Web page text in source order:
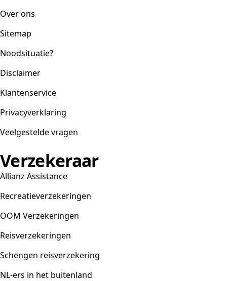
Over ons
Sitemap
Noodsituatie?
Disclaimer
Klantenservice
Privacyverklaring
Veelgestelde vragen
Verzekeraar
Allianz Assistance
Recreatieverzekeringen
OOM Verzekeringen
Reisverzekeringen
Schengen reisverzekering
NL-ers in het buitenland